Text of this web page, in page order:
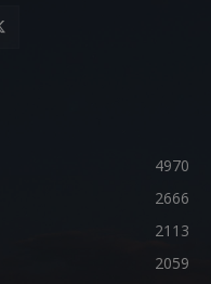
4970
2666
2113
2059